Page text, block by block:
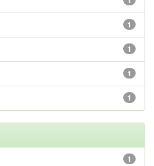
1
1
1
1
1